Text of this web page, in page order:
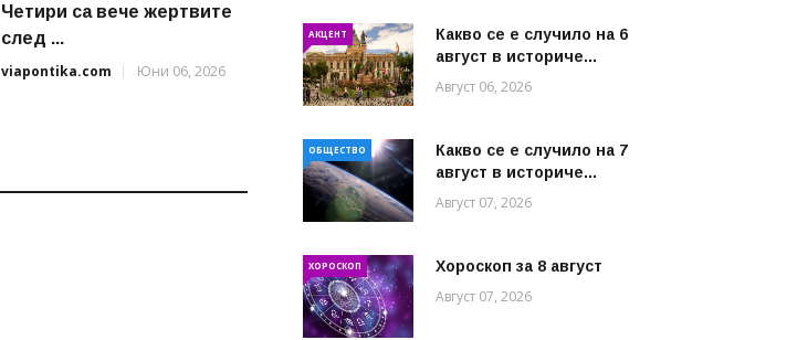
Четири са вече жертвите
след ...
viapontika.com
Юни 06, 2026
АКЦЕНТ
Какво се е случило на 6
август в историче...
Август 06, 2026
ОБЩЕСТВО
Какво се е случило на 7
август в историче...
Август 07, 2026
ХОРОСКОП Хороскоп за 8 август
Август 07, 2026